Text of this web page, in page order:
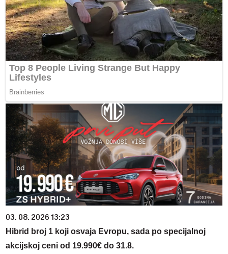
03. 08. 2026 13:23
Hibrid broj 1 koji osvaja Evropu, sada po specijalnoj
akcijskoj ceni od 19.990€ do 31.8.